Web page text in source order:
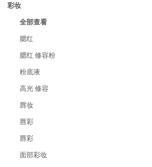
彩妆
全部查看
腮红
腮红 修容粉
粉底液
高光 修容
唇妆
唇彩
唇彩
面部彩妆